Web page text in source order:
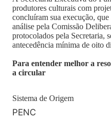
produtores culturais com
concluíram sua execução,
análise pela Comissão
protocolados pela Secretaria,
antecedência mínima de oito
Para entender melhor a
a circular
Sistema de Origem
PENC